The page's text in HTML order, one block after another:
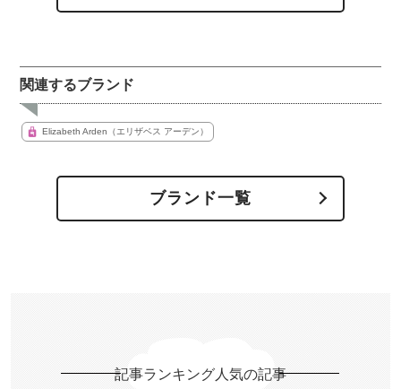
関連するブランド
Elizabeth Arden（エリザベス アーデン）
ブランド一覧
記事ランキング人気の記事